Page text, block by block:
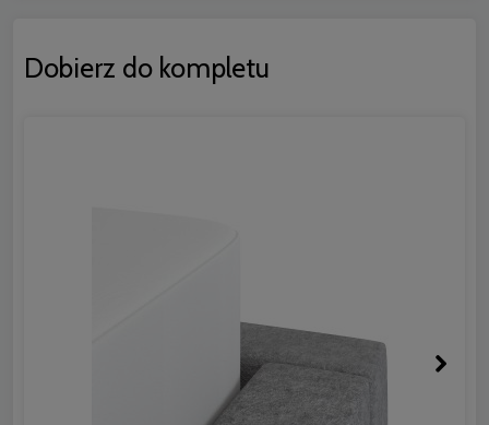
Dobierz do kompletu